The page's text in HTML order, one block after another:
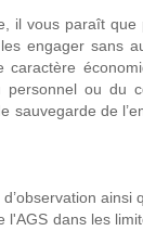
il vous paraît que
engager sans
ou du
sauvegarde de
ainsi
l'AGS dans les